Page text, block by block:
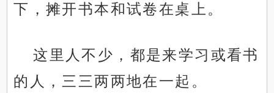
下，摊开书本和试卷在桌上。
这里人不少，都是来学习或看书
的人，三三两两地在一起。